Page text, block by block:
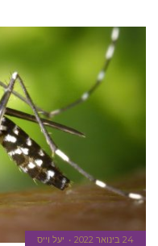
24 בינואר 2022 יעל וייס